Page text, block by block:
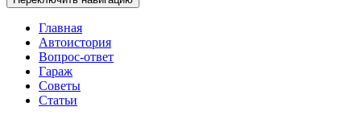
Главная
Автоистория
Вопрос-ответ
Гараж
Советы
Статьи